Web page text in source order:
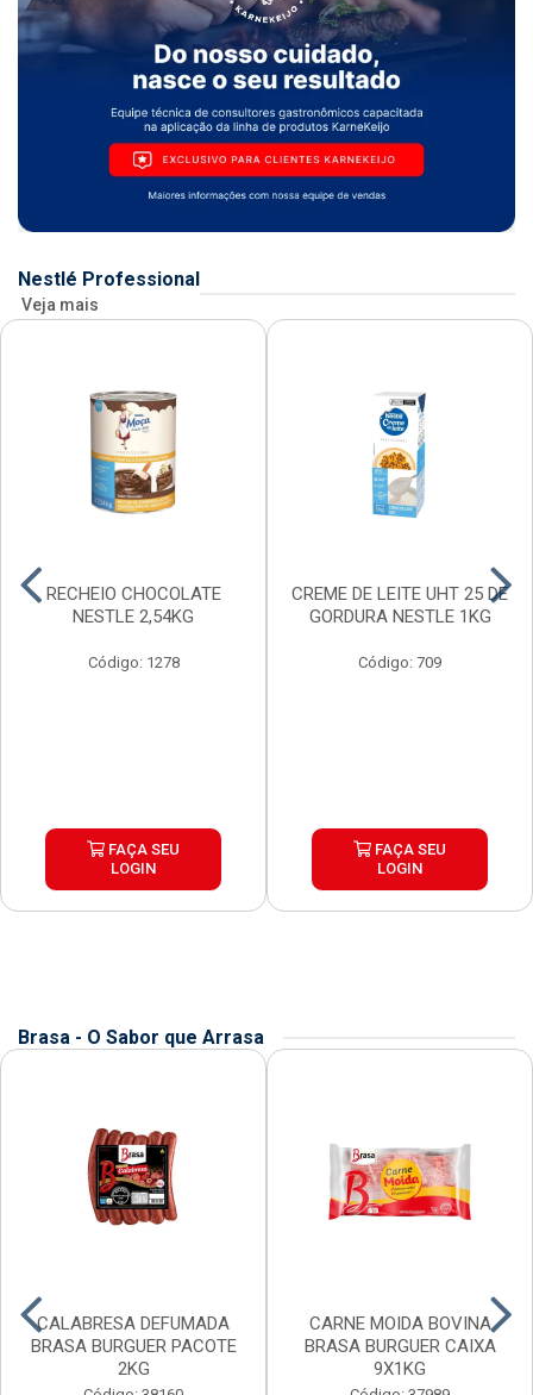
Nestlé Professional
Veja mais
RECHEIO CHOCOLATE
NESTLE 2,54KG
Código: 1278
FAÇA SEU
LOGIN
CREME DE LEITE UHT 25 DE
GORDURA NESTLE 1KG
Código: 709
FAÇA SEU
LOGIN
Brasa - O Sabor que Arrasa
CALABRESA DEFUMADA
BRASA BURGUER PACOTE
2KG
CARNE MOIDA BOVINA
BRASA BURGUER CAIXA
9X1KG